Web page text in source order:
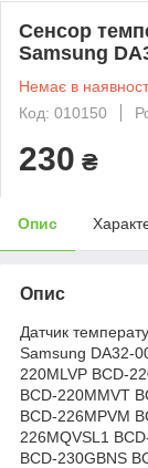
Сенсор
Samsung
Немає в
Код: 010150
230 ₴
Опис
Опис
Датчик
Samsung DA32-
220MLVP BCD-
BCD-220MMVT
BCD-226MPVM
226MQVSL1
BCD-230GBNS